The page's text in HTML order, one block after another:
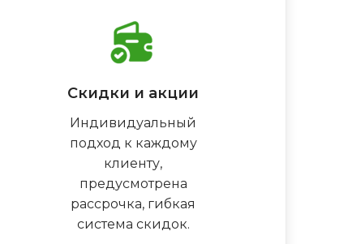
Скидки и акции
Индивидуальный
подход к каждому
клиенту,
предусмотрена
рассрочка, гибкая
система скидок.